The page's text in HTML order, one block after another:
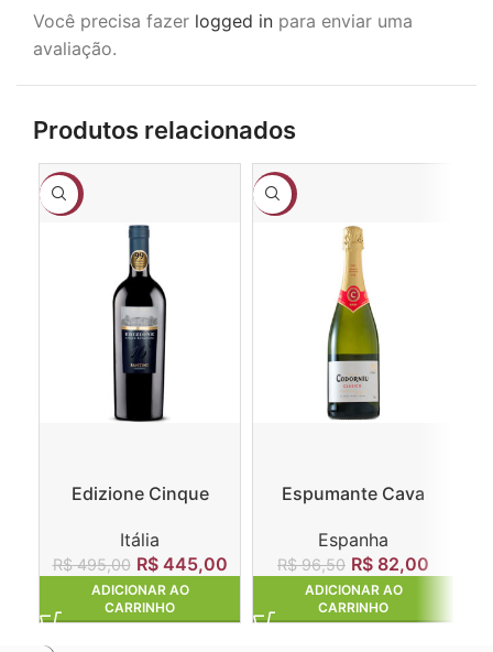
Você precisa fazer logged in para enviar uma
avaliação.
Produtos relacionados
-10%
Edizione Cinque
Itália
R$495,00 R$445,00
ADICIONAR AO
CARRINHO
-15%
Espumante Cava
Espanha
R$96,50 R$ 82,00
ADICIONAR AO
CARRINHO